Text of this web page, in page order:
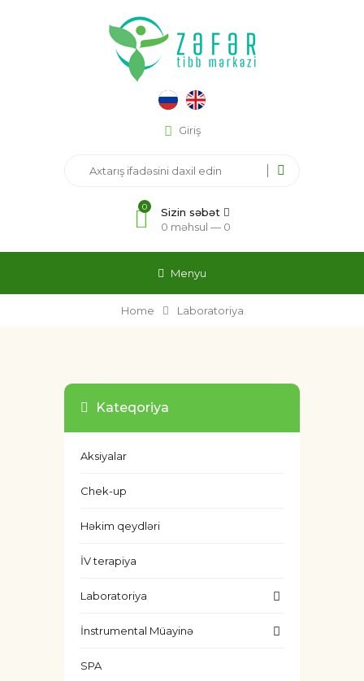
Giriş
0
Sizin səbət
0 məhsul — 0
Menyu
Home Laboratoriya
Kateqoriya
Aksiyalar
Chek-up
Həkim qeydləri
İV terapiya
Laboratoriya
İnstrumental Müayinə
SPA